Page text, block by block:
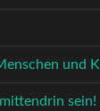
und